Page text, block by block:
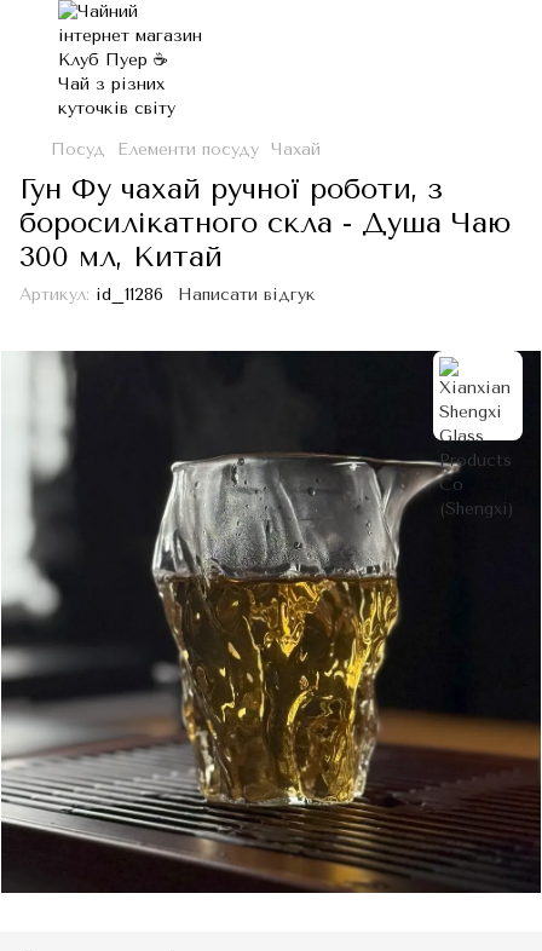
Посуд Елементи посуду Чахай
Гун Фу чахай ручної роботи, з
боросилікатного скла - Душа Чаю
300 мл, Китай
Артикул: id_11286 Написати відгук